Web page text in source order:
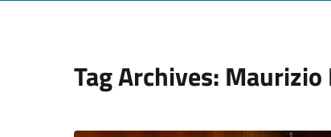
Tag Archives: